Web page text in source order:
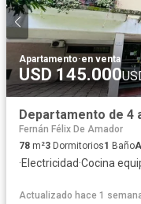
Apartamento·en venta
USD 145.000
Fernán Félix De Amador
78 m²3 Dormitorios1 Baño
·Electricidad·Cocina
Actualizado hace 1